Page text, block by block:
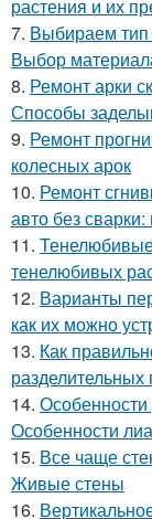
растения и их
7. Выбираем тип
Выбор
8. Ремонт арки
Способы
9. Ремонт
колесных арок
10. Ремонт
авто без
11.
тенелюбивых
12. Варианты
как их можно
13. Как
разделительных
14.
Особенности
15. Все чаще
Живые стены
16.